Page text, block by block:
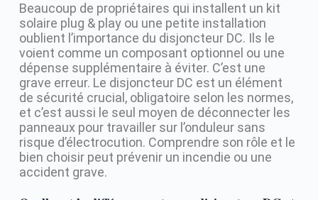
Beaucoup de propriétaires qui installent un kit
solaire plug & play ou une petite installation
oublient l’importance du disjoncteur DC. Ils le
voient comme un composant optionnel ou une
dépense supplémentaire à éviter. C’est une
grave erreur. Le disjoncteur DC est un élément
de sécurité crucial, obligatoire selon les normes,
et c’est aussi le seul moyen de déconnecter les
panneaux pour travailler sur l’onduleur sans
risque d’électrocution. Comprendre son rôle et le
bien choisir peut prévenir un incendie ou une
accident grave.